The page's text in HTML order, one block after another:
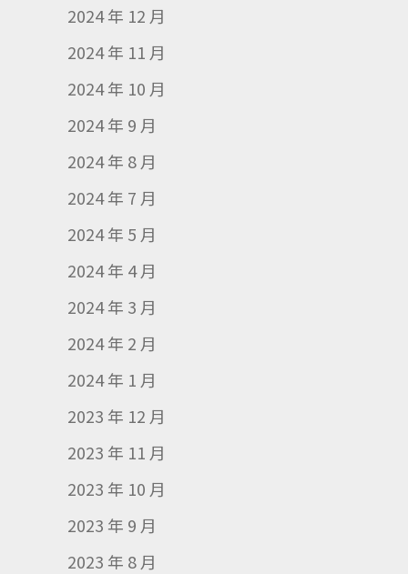
2024 年 12 月
2024 年 11 月
2024 年 10 月
2024 年 9 月
2024 年 8 月
2024 年 7 月
2024 年 5 月
2024 年 4 月
2024 年 3 月
2024 年 2 月
2024 年 1 月
2023 年 12 月
2023 年 11 月
2023 年 10 月
2023 年 9 月
2023 年 8 月